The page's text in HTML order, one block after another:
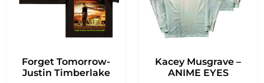
Forget Tomorrow-
Justin Timberlake
Kacey Musgrave –
ANIME EYES